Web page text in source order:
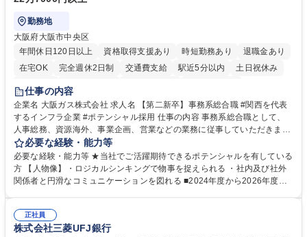
勤務地
大阪府大阪市中央区
年間休日120日以上
資格取得支援あり 時短勤務あり
退職金あり
在宅OK
完全週休2日制 交通費支給 駅近5分以内
土日祝休み
服装自由
第二新卒歓迎
仕事の内容
企業名 大阪ガス株式会社 求人名 【第二新卒】事務系総合職 #関西を代表
するインフラ企業 #ポテンシャル採用 仕事の内容 事務系総合職として、
人事総務、資源海外、事業企画、営業などの業務に従事していただきま
す。 【業務内容の一例】■所属事業部の勤労業務 ■海外に関係する各種業
務 ■営業部門の企画スタッフ、ルート営業 【キャリアパス】入社後の配属
ポジションで一定期間ご活躍頂いた後、本人の適性及び将来のキャリアを
鑑みてジョブローテーションを行います。 【育成】OJTでの現場育成や研
表するインフラ企業 #ポテンシャル採用
必要な経験・能力等
必要な経験・能力等 ★当社でご活躍期待できるポテンシャルを有している
方 【人物像】・ロジカルシンキングで物事を捉えられる ・社内及び社外
関係者と円滑なコミュニケーションを図れる ■2024年度から2026年度ま
72.html ■エネルギーセキュリティの不安定化や気候変動による自然災害の
甚大化など、これまで以上に社会課題解決の重要性が高まっています。
正社員
株式会社三菱UFJ銀行